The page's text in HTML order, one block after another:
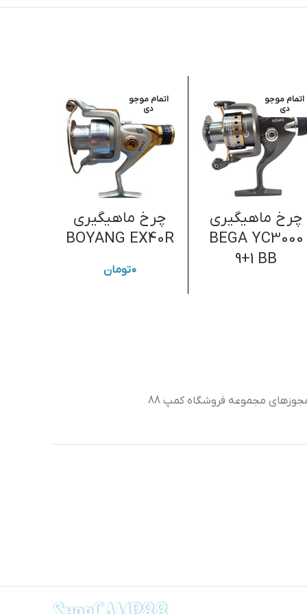
اتمام موجو
دی
چرخ ماهیگیری
BEGA YC3000
9+1 BB
اتمام موجو
دی
چرخ ماهیگیری
BOYANG EX40R
۰تومان
مجموعه فروشگاه کمپ 88